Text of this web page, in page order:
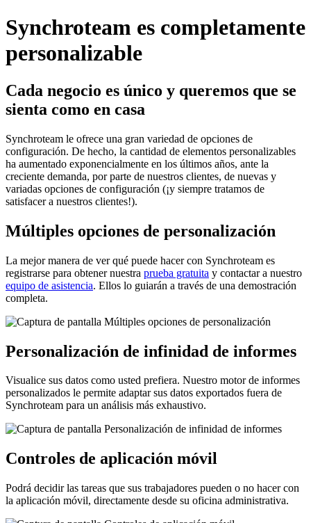
Synchroteam es completamente
personalizable
Cada negocio es único y queremos que se
sienta como en casa
Synchroteam le ofrece una gran variedad de opciones de
configuración. De hecho, la cantidad de elementos personalizables
ha aumentado exponencialmente en los últimos años, ante la
creciente demanda, por parte de nuestros clientes, de nuevas y
variadas opciones de configuración (¡y siempre tratamos de
satisfacer a nuestros clientes!).
Múltiples opciones de personalización
La mejor manera de ver qué puede hacer con Synchroteam es
registrarse para obtener nuestra prueba gratuita y contactar a nuestro
equipo de asistencia. Ellos lo guiarán a través de una demostración
completa.
Personalización de infinidad de informes
Visualice sus datos como usted prefiera. Nuestro motor de informes
personalizados le permite adaptar sus datos exportados fuera de
Synchroteam para un análisis más exhaustivo.
Controles de aplicación móvil
Podrá decidir las tareas que sus trabajadores pueden o no hacer con
la aplicación móvil, directamente desde su oficina administrativa.